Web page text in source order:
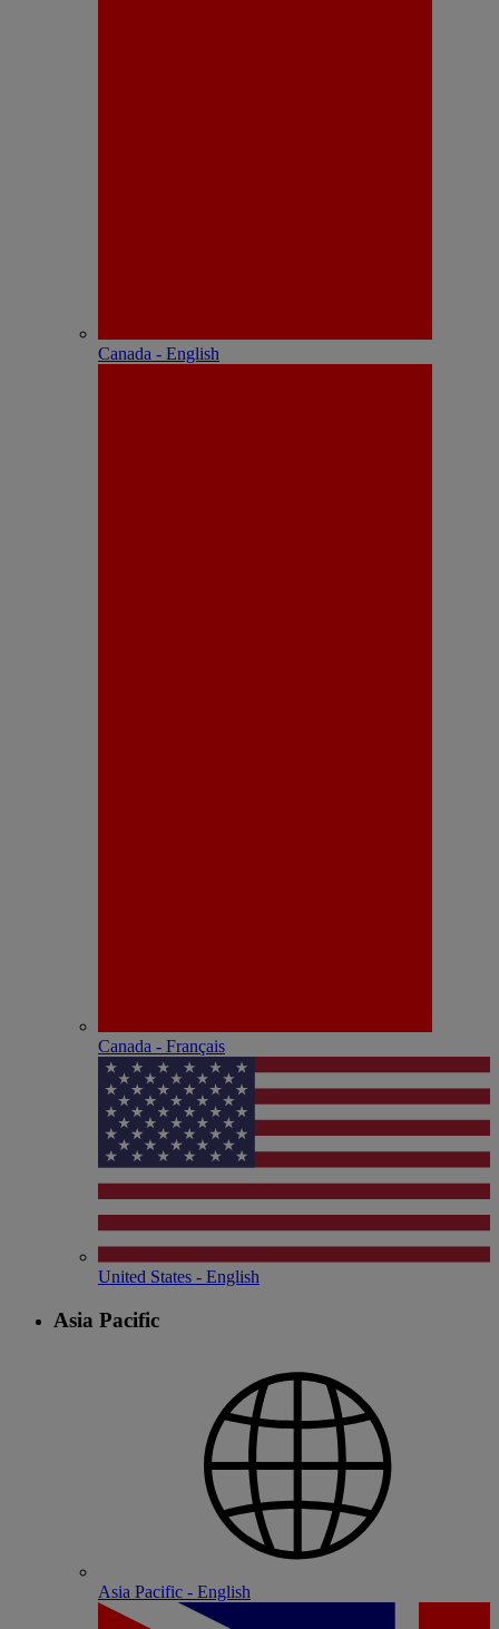
Canada - English
Canada - Français
United States - English
Asia Pacific
Asia Pacific - English